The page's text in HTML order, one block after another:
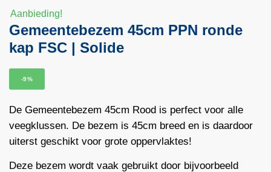
Aanbieding!
Gemeentebezem 45cm PPN ronde
kap FSC | Solide
-9%
De Gemeentebezem 45cm Rood is perfect voor alle
veegklussen. De bezem is 45cm breed en is daardoor
uiterst geschikt voor grote oppervlaktes!
Deze bezem wordt vaak gebruikt door bijvoorbeeld